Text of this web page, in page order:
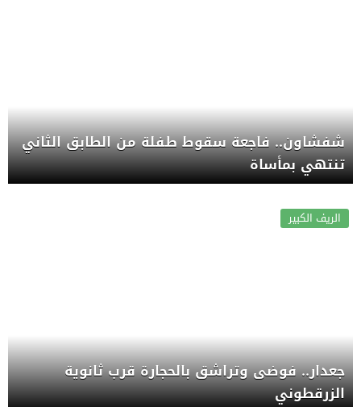
شفشاون.. فاجعة سقوط طفلة من الطابق الثاني
تنتهي بمأساة
الريف الكبير
جعدار.. فوضى وتراشق بالحجارة قرب ثانوية
الزرقطوني